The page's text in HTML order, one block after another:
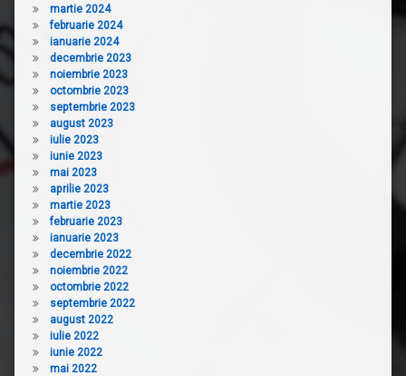
martie 2024
februarie 2024
ianuarie 2024
decembrie 2023
noiembrie 2023
octombrie 2023
septembrie 2023
august 2023
iulie 2023
iunie 2023
mai 2023
aprilie 2023
martie 2023
februarie 2023
ianuarie 2023
decembrie 2022
noiembrie 2022
octombrie 2022
septembrie 2022
august 2022
iulie 2022
iunie 2022
mai 2022